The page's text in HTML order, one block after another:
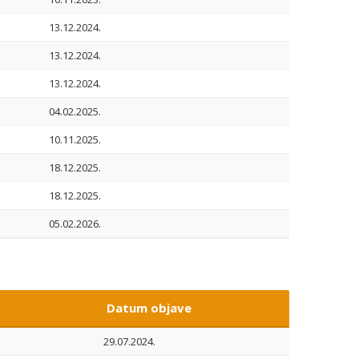
13.12.2024.
13.12.2024.
13.12.2024.
04.02.2025.
10.11.2025.
18.12.2025.
18.12.2025.
05.02.2026.
Datum objave
29.07.2024.